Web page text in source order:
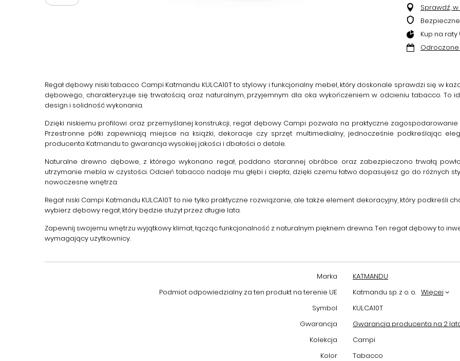
Sprawdź,
Kup na raty
Odroczone
Regał dębowy niski tabacco Campi Katmandu KULCA10Tto stylowy i funkcjonalny mebel, który doskonale sprawdzi się w
dębowego, charakteryzuje się trwałością oraz naturalnym, przyjemnym dla oka wykończeniem w odcieniu tabacco. To
design i solidność wykonania.
Dzięki niskiemu profilowi oraz przemyślanej konstrukcji, regał dębowy Campi pozwala na praktyczne
Przestronne półki zapewniają miejsce na książki, dekoracje czy sprzęt multimedialny, jednocześnie podkreślając
producenta Katmandu to gwarancja wysokiej jakości i dbałości o detale.
Naturalne drewno dębowe, z którego wykonano regał, poddano starannej obróbce oraz zabezpieczono trwałą
utrzymanie mebla w czystości. Odcień tabacco nadaje mu głębi i ciepła, dzięki czemu łatwo dopasujesz go do różnych
nowoczesne wnętrza.
Regał niski Campi Katmandu KULCA10T to nie tylko praktyczne rozwiązanie, ale także element dekoracyjny, który podkreśli
wybierz dębowy regał, który będzie służył przez długie lata.
Zapewnij swojemu wnętrzu wyjątkowy klimat, łącząc funkcjonalność z naturalnym pięknem drewna. Ten regał dębowyto
wymagający użytkownicy.
Marka
KATMANDU
Podmiot odpowiedzialny za ten produkt na terenie UE
Katmandu sp. z o. o. Więcej
Symbol
KULCA10T
Gwarancja
Gwarancja producenta na 2
Kolekcja
Campi
Kolor
Tabacco